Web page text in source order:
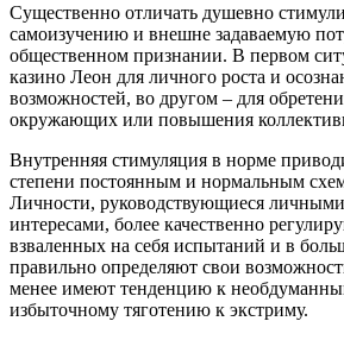
Существенно отличать душевно
самоизучению и внешне задаваемую
общественном признании. В первом
казино Леон для личного роста и
возможностей, во другом – для
окружающих или повышения
Внутренняя стимуляция в норме
степени постоянным и нормальным
Личности, руководствующиеся
интересами, более качественно
взваленных на себя испытаний и в
правильно определяют свои
менее имеют тенденцию к
избыточному тяготению к экстриму.